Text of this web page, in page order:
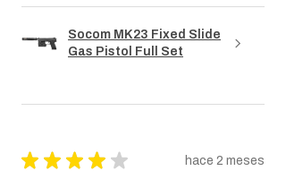
Socom MK23 Fixed Slide
Gas Pistol Full Set
★ ★ ★ ★ ★ hace 2 meses